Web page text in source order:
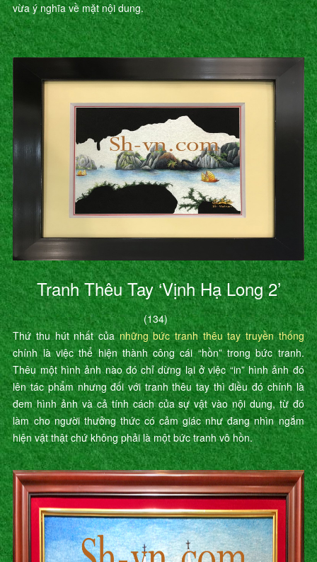
vừa ý nghĩa về mặt nội dung.
Tranh Thêu Tay ‘Vịnh Hạ Long 2’
(134)
Thứ thu hút nhất củanhững bức tranh thêu tay truyền thống
chính là việc thể hiện thành công cái “hồn” trong bức tranh.
Thêu một hình ảnh nào đó chỉ dừng lại ở việc “in” hình ảnh đó
lên tác phẩm nhưng đối với tranh thêu tay thì điều đó chính là
đem hình ảnh và cả tính cách của sự vật vào nội dung, từ đó
làm cho người thưởng thức có cảm giác như đang nhìn ngắm
hiện vật thật chứ không phải là một bức tranh vô hồn.